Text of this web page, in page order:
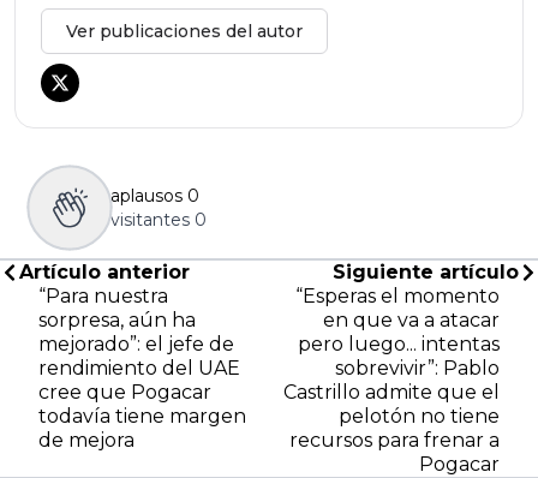
Ver publicaciones del autor
aplausos 0
visitantes 0
Artículo anterior
“Para nuestra
sorpresa, aún ha
mejorado”: el jefe de
rendimiento del UAE
cree que Pogacar
todavía tiene margen
de mejora
Siguiente artículo
“Esperas el momento
en que va a atacar
pero luego... intentas
sobrevivir”: Pablo
Castrillo admite que el
pelotón no tiene
recursos para frenar a
Pogacar